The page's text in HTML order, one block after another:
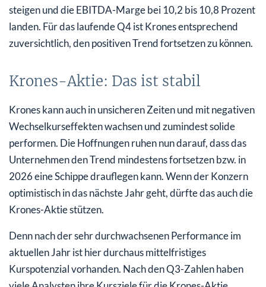
steigen und die EBITDA-Marge bei 10,2 bis 10,8 Prozent
landen. Für das laufende Q4 ist Krones entsprechend
zuversichtlich, den positiven Trend fortsetzen zu können.
Krones-Aktie: Das ist stabil
Krones kann auch in unsicheren Zeiten und mit negativen
Wechselkurseffekten wachsen und zumindest solide
performen. Die Hoffnungen ruhen nun darauf, dass das
Unternehmen den Trend mindestens fortsetzen bzw. in
2026 eine Schippe drauflegen kann. Wenn der Konzern
optimistisch in das nächste Jahr geht, dürfte das auch die
Krones-Aktie stützen.
Denn nach der sehr durchwachsenen Performance im
aktuellen Jahr ist hier durchaus mittelfristiges
Kurspotenzial vorhanden. Nach den Q3-Zahlen haben